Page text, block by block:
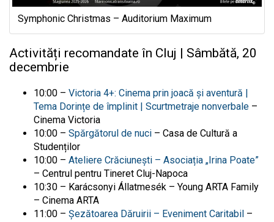
Symphonic Christmas – Auditorium Maximum
Activități recomandate în Cluj | Sâmbătă, 20
decembrie
10:00 – Victoria 4+: Cinema prin joacă și aventură |
Tema Dorințe de împlinit | Scurtmetraje nonverbale –
Cinema Victoria
10:00 – Spărgătorul de nuci – Casa de Cultură a
Studenților
10:00 – Ateliere Crăciunești – Asociația „Irina Poate”
– Centrul pentru Tineret Cluj-Napoca
10:30 – Karácsonyi Állatmesék – Young ARTA Family
– Cinema ARTA
11:00 – Șezătoarea Dăruirii – Eveniment Caritabil –